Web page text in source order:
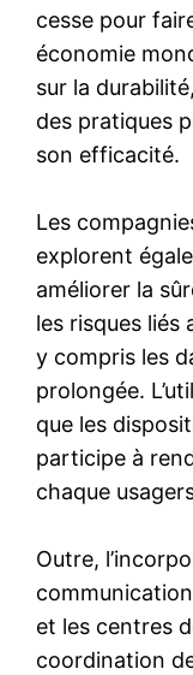
cesse pour
économie
sur la
des pratiques
son efficacité.
Les
explorent
améliorer la
les risques
y compris les
prolongée.
que les
participe à
chaque
Outre,
et les centres
coordination